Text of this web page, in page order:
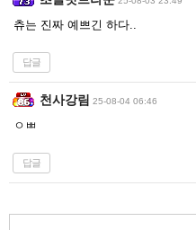
츄는 진짜 예쁘긴 하다..
답글
천사강림 25-08-04 06:46
ㅇㅃ
답글